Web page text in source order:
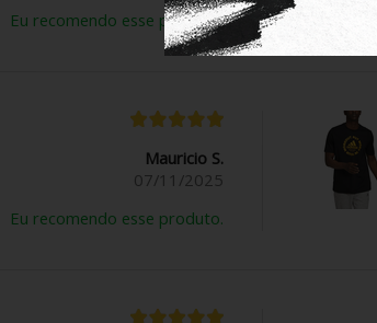
Eu recomendo esse produto.
Mauricio S.
07/11/2025
Eu recomendo esse produto.